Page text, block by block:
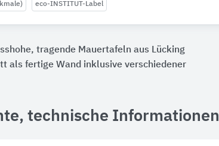
eco-INSTITUT-Label
tragende Mauertafeln aus Lücking
als fertige Wand inklusive verschiedener
technische Informationen